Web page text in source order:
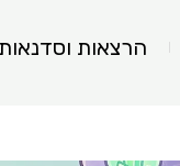
הרצאות וסדנאות AI